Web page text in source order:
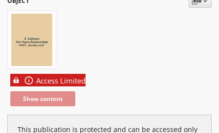
Access Limited
Show content
This publication is protected and can be accessed only